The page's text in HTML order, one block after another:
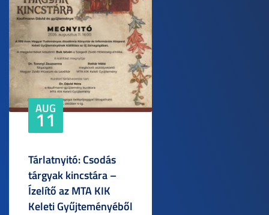
AUG
11
Tárlatnyitó: Csodás
tárgyak kincstára –
Ízelítő az MTA KIK
Keleti Gyűjteményéből